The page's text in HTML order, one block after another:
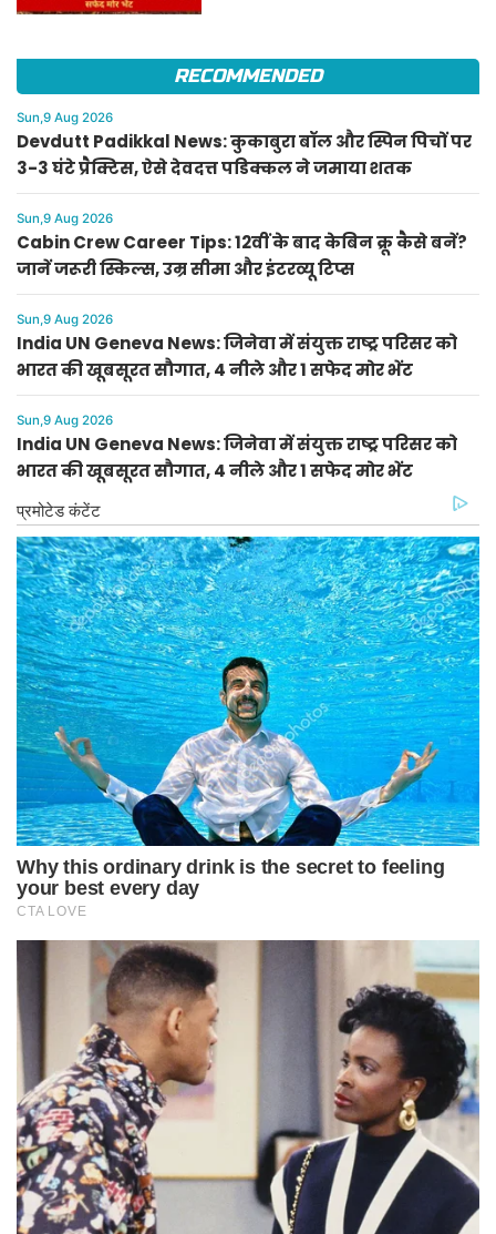
RECOMMENDED
Sun,9 Aug 2026
Devdutt Padikkal News: कुकाबुरा बॉल और स्पिन पिचों पर
3-3 घंटे प्रैक्टिस, ऐसे देवदत्त पडिक्कल ने जमाया शतक
Sun,9 Aug 2026
Cabin Crew Career Tips: 12वीं के बाद केबिन क्रू कैसे बनें?
जानें जरूरी स्किल्स, उम्र सीमा और इंटरव्यू टिप्स
Sun,9 Aug 2026
India UN Geneva News: जिनेवा में संयुक्त राष्ट्र परिसर को
भारत की खूबसूरत सौगात, 4 नीले और 1 सफेद मोर भेंट
Sun,9 Aug 2026
India UN Geneva News: जिनेवा में संयुक्त राष्ट्र परिसर को
भारत की खूबसूरत सौगात, 4 नीले और 1 सफेद मोर भेंट